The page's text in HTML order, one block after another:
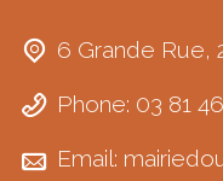
6 Grande Rue,
Phone: 03 81
Email: